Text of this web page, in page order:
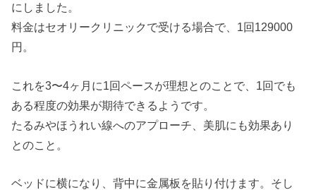
にしました。
料金はセオリークリニックで受ける場合で、1回129000
円。
これを3〜4ヶ月に1回ペースが理想とのことで、1回でも
ある程度の効果が期待できるようです。
たるみやほうれい線へのアプローチ、美肌にも効果あり
とのこと。
ベッドに横になり、背中に金属板を貼り付けます。そし